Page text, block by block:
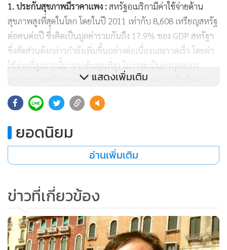
1. ประกันสุขภาพมีราคาแพง :สหรัฐอเมริกามีค่าใช้จ่ายด้าน
สุขภาพสูงที่สุดในโลก โดยในปี 2011 เท่ากับ 8,608 เหรียญสหรัฐ
ต่อคนต่อปี ซึ่งคิดเป็นมูลค่ารวมกันถึง 17.9% ของ GDP สหรัฐฯ
ซึ่งสัดส่วนดังกล่าวกำลังเพิ่มขึ้นอย่างต่อเนื่องและรวดเร็ว โดยค่า
ใช้จ่ายที่สูงมากนี้มาจากต้นทุนที่สูง ไม่ว่าจะเป็นค่าบุคลากร
ทางการแพทย์ ค่ายาตามใบสั่งแพทย์ รวมถึงค่าประกันภัยความ
รับผิดทางวิชาชีพของแพทย์ พยาบาล (Medical Malpractice)
เพื่อปกป้องตนเองในกรณีที่ทำการรักษาผิด ซึ่งค่า Malpractice
มีแนวโน้มสูงขึ้นเรื่อยๆ เนื่องจากผู้ป่วยบางคนพยายามหา
ประโยชน์จาก Malpractice ทำให้มีต้นทุนในการรักษาพยาบาล
ที่สูง ส่งผลให้เบี้ยประกันสุขภาพมีราคาสูงตามไปด้วย นอกจากนี้
กลไกตลาดไม่ได้เป็นตัวกำหนดแผนประกันสุขภาพที่แท้จริง แต่
ประกัน ขึ้นอยู่กับบริษัทประกันรายใหญ่
อย่างไรก็ตาม แม้ว่าสหรัฐอเมริกาจะมีค่าใช้จ่ายสูงที่สุดในกลุ่ม
ประเทศพัฒนาแล้ว แต่ประสิทธิภาพของระบบสุขภาพกลับไม่ดี
แสดงเพิ่มเติม
ยอดนิยม
อ่านเพิ่มเติม
ข่าวที่เกี่ยวข้อง